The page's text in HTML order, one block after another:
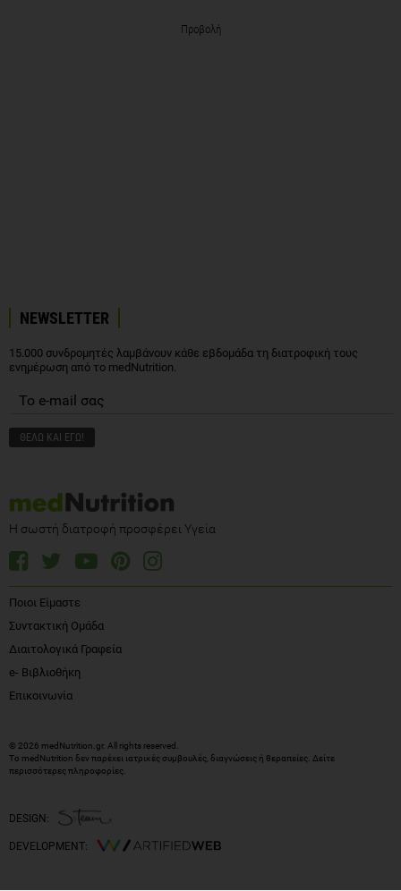
Προβολή
NEWSLETTER
15.000 συνδρομητές λαμβάνουν κάθε εβδομάδα τη διατροφική τους
ενημέρωση από το medNutrition.
Η σωστή διατροφή προσφέρει Υγεία
Ποιοι Είμαστε
Συντακτική Ομάδα
Διαιτολογικά Γραφεία
e- Βιβλιοθήκη
Επικοινωνία
© 2026 medNutrition.gr. All rights reserved.
Το medNutrition δεν παρέχει ιατρικές συμβουλές, διαγνώσεις ή θεραπείες. Δείτε
περισσότερες πληροφορίες
DESIGN:
DEVELOPMENT: